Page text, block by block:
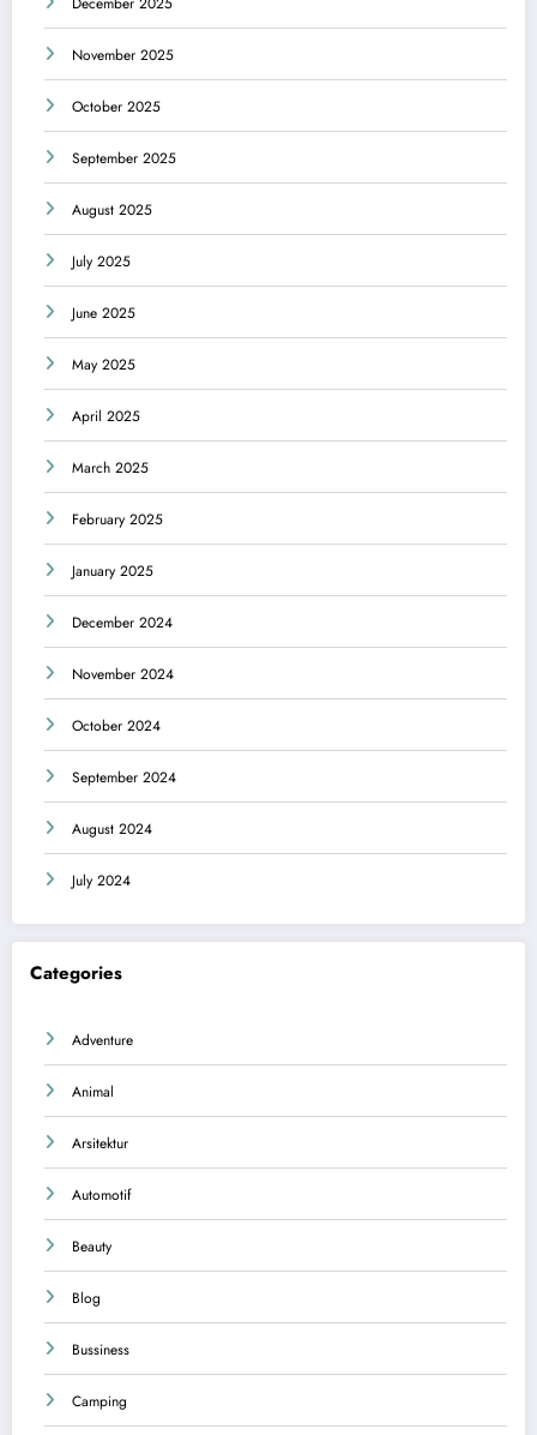
November 2025
October 2025
September 2025
August 2025
July 2025
June 2025
May 2025
April 2025
March 2025
February 2025
January 2025
December 2024
November 2024
October 2024
September 2024
August 2024
July 2024
Categories
Adventure
Animal
Arsitektur
Automotif
Beauty
Blog
Bussiness
Camping